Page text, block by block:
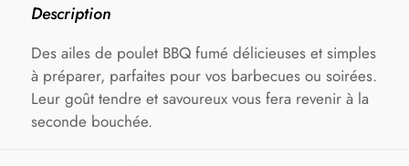
Description
Des ailes de poulet BBQ fumé délicieuses et simples
à préparer, parfaites pour vos barbecues ou soirées.
Leur goût tendre et savoureux vous fera revenir à la
seconde bouchée.